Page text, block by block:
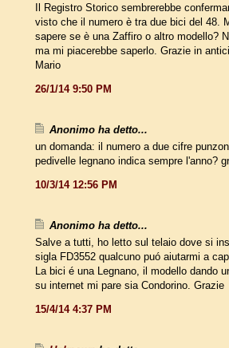
Il Registro Storico sembrerebbe
visto che il numero è tra due bici del 48.
sapere se è una Zaffiro o altro modello?
ma mi piacerebbe saperlo. Grazie in
Mario
26/1/14 9:50 PM
Anonimo ha detto...
un domanda: il numero a due cifre
pedivelle legnano indica sempre l'anno?
10/3/14 12:56 PM
Anonimo ha detto...
Salve a tutti, ho letto sul telaio dove si
sigla FD3552 qualcuno puó aiutarmi a
La bici é una Legnano, il modello dando
su internet mi pare sia Condorino. Grazie
15/4/14 4:37 PM